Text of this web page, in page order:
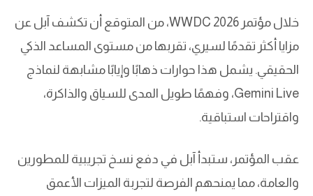
خلال مؤتمر WWDC 2026، من المتوقع أن تكشف آبل عن
مزايا أكثر تقدمًا لسيري، تقربها من مستوى المساعد الذكي
الحقيقي. يشمل هذا حوارات ذهابًا وإيابًا مشابهة لنماذج
Gemini Live، وفهمًا طويل المدى للسياق والذاكرة،
واقتراحات استباقية.
عقب المؤتمر، ستبدأ آبل في دفع نسخ تجريبية للمطورين
والعامة، مما يمنحهم الفرصة لتجربة الميزات الأعمق